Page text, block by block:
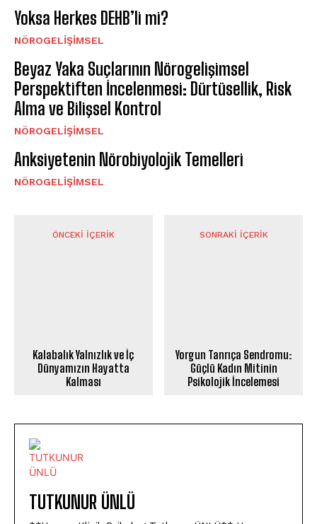
Yoksa Herkes DEHB’li mi?
NÖROGELIŞIMSEL
Beyaz Yaka Suçlarının Nörogelişimsel
Perspektiften İncelenmesi: Dürtüsellik, Risk
Alma ve Bilişsel Kontrol
NÖROGELIŞIMSEL
Anksiyetenin Nörobiyolojik Temelleri
NÖROGELIŞIMSEL
ÖNCEKI İÇERIK
Kalabalık Yalnızlık ve İç
Dünyamızın Hayatta
Kalması
SONRAKI İÇERIK
Yorgun Tanrıça Sendromu:
Güçlü Kadın Mitinin
Psikolojik İncelemesi
TUTKUNUR ÜNLÜ